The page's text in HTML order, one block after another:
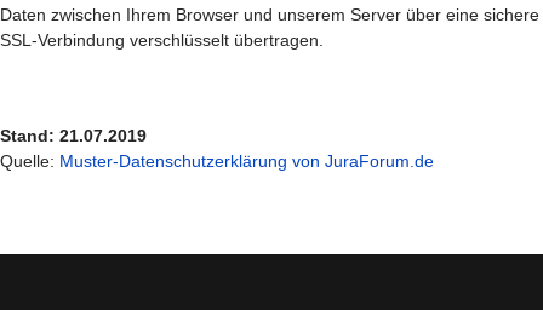
Daten zwischen Ihrem Browser und unserem Server über eine sichere
SSL-Verbindung verschlüsselt übertragen.
Stand: 21.07.2019
Quelle: Muster-Datenschutzerklärung von JuraForum.de